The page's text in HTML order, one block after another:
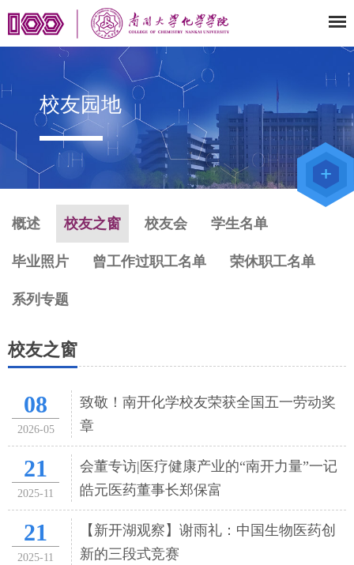
校友园地
概述 校友之窗 校友会 学生名单
毕业照片 曾工作过职工名单 荣休职工名单
系列专题
校友之窗
08
2026-05
致敬！南开化学校友荣获全国五一劳动奖
章
21
2025-11
会董专访|医疗健康产业的“南开力量”一记
皓元医药董事长郑保富
21
2025-11
【新开湖观察】谢雨礼：中国生物医药创
新的三段式竞赛